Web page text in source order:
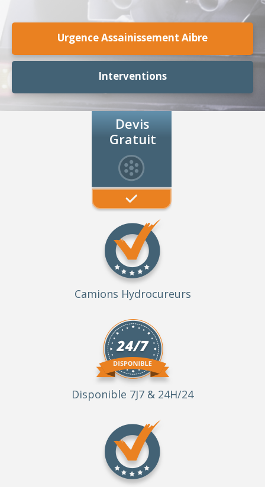
Urgence Assainissement Aibre
Interventions
Devis
Gratuit
Camions Hydrocureurs
Disponible 7J7 & 24H/24